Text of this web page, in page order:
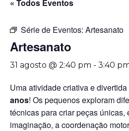
« Todos Eventos
Série de Eventos: Artesanato
Artesanato
31 agosto @ 2:40 pm - 3:40
Uma atividade criativa e
anos! Os pequenos exploram
técnicas para criar peças únicas,
imaginação, a coordenação